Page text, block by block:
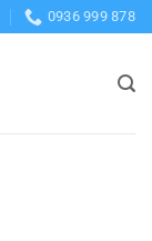
0936 999 878